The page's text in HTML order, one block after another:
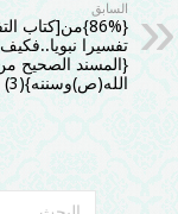
السابق
{86%}من[كتاب
تفسيرا
{المسند الصحيح
الله(ص)وسننه}(3)